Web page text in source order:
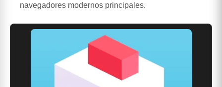
navegadores modernos principales.